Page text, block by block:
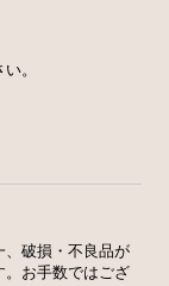
。
、破損・不良品が
。お手数ではござ